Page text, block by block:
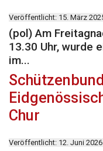
Veröffentlicht: 15. März
(pol) Am
13.30 Uhr, wurde
im...
Chur
Veröffentlicht: 12. Juni 2026